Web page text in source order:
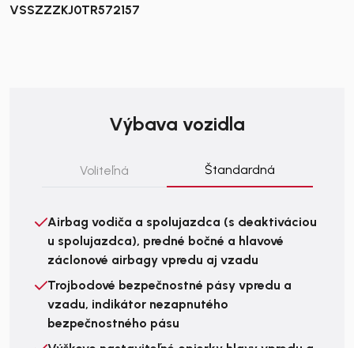
VSSZZZKJ0TR572157
Výbava vozidla
Voliteľná Štandardná
Airbag vodiča a spolujazdca (s deaktiváciou
u spolujazdca), predné bočné a hlavové
záclonové airbagy vpredu aj vzadu
Trojbodové bezpečnostné pásy vpredu a
vzadu, indikátor nezapnutého
bezpečnostného pásu